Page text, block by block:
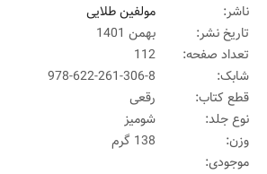
ناشر:
مولفین طلایی
تاریخ نشر:
بهمن 1401
تعداد صفحه:
شابک:
978-622-261-306-8
قطع کتاب:
رقعی
نوع جلد:
شومیز
وزن:
موجودی: